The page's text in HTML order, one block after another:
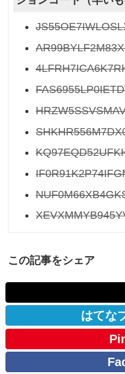
この記事をシェア
はてな